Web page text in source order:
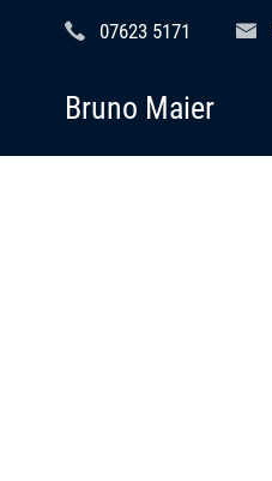
07623 5171
Bruno Maier